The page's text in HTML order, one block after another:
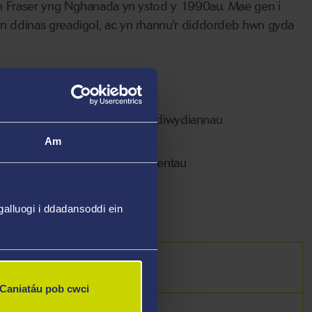
Am
i ddadansoddi ein
Caniatáu pob cwci
yng Nghanada yn ystod y 1990au. Mae gen i
greadigol, ac yn rhannu'r diddordeb hwn gyda
yn enwedig mewn diwydiannau
yn enwedig cofnodion patentau